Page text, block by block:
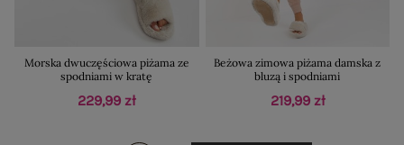
Morska dwuczęściowa piżama ze
spodniami w kratę
229,99 zł
Beżowa zimowa piżama damska z
bluzą i spodniami
219,99 zł